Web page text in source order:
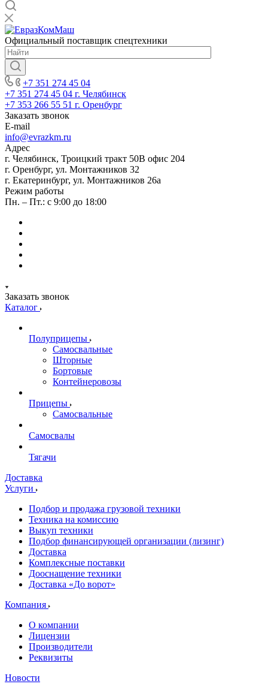
Официальный поставщик спецтехники
+7 351 274 45 04
+7 351 274 45 04 г. Челябинск
+7 353 266 55 51 г. Оренбург
Заказать звонок
E-mail
info@evrazkm.ru
Адрес
г. Челябинск, Троицкий тракт 50В офис 204
г. Оренбург, ул. Монтажников 32
г. Екатеринбург, ул. Монтажников 26а
Режим работы
Пн. – Пт.: с 9:00 до 18:00
Заказать звонок
Каталог
Полуприцепы
Самосвальные
Шторные
Бортовые
Контейнеровозы
Прицепы
Самосвальные
Самосвалы
Тягачи
Доставка
Услуги
Подбор и продажа грузовой техники
Техника на комиссию
Выкуп техники
Подбор финансирующей организации (лизинг)
Доставка
Комплексные поставки
Дооснащение техники
Доставка «До ворот»
Компания
О компании
Лицензии
Производители
Реквизиты
Новости